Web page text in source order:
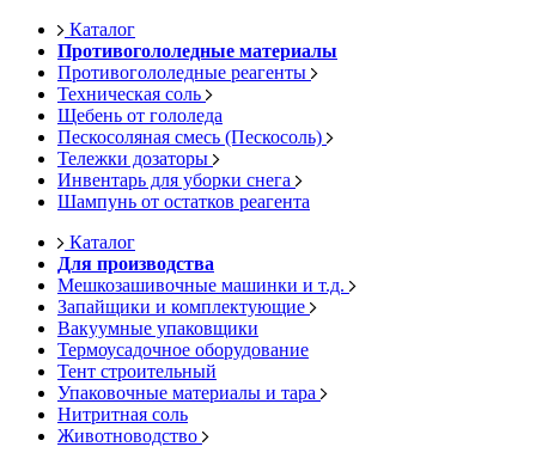
Каталог
Противогололедные материалы
Противогололедные реагенты
Техническая соль
Щебень от гололеда
Пескосоляная смесь (Пескосоль)
Тележки дозаторы
Инвентарь для уборки снега
Шампунь от остатков реагента
Каталог
Для производства
Мешкозашивочные машинки и т.д.
Запайщики и комплектующие
Вакуумные упаковщики
Термоусадочное оборудование
Тент строительный
Упаковочные материалы и тара
Нитритная соль
Животноводство